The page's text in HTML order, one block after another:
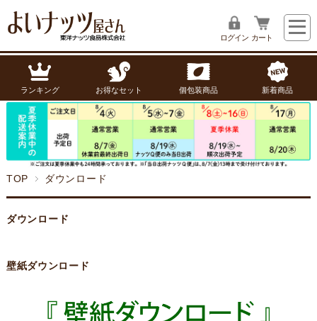
ログイン カート
ランキング お得なセット 個包装商品 新着商品
TOP ダウンロード
ダウンロード
壁紙ダウンロード